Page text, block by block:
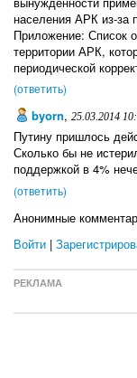
населения АРК из-за
Приложение: Список
территории АРК,
периодической
(ответить)
byorn, 25.03.2014
Путину пришлось
Сколько бы не
поддержкой в 4%
(ответить)
Анонимные
Войти |
РЕКЛАМА